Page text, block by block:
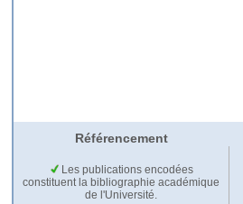
Référencement
Les publications encodées
constituent la bibliographie académique
de l'Université.